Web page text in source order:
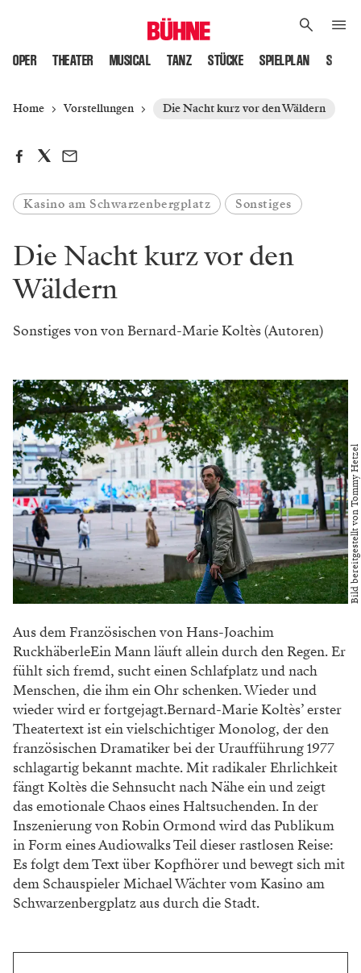
OPER THEATER MUSICAL TANZ STÜCKE SPIELPLAN
Home Vorstellungen Die Nacht kurz vor den Wäldern
Kasino am Schwarzenbergplatz Sonstiges
Die Nacht kurz vor den
Wäldern
Sonstiges von von Bernard-Marie Koltès (Autoren)
Bild bereitgestellt von Tommy Hetzel
Aus dem Französischen von Hans-Joachim
RuckhäberleEin Mann läuft allein durch den Regen. Er
fühlt sich fremd, sucht einen Schlafplatz und nach
Menschen, die ihm ein Ohr schenken. Wieder und
wieder wird er fortgejagt.Bernard-Marie Koltès’ erster
Theatertext ist ein vielschichtiger Monolog, der den
französischen Dramatiker bei der Uraufführung 1977
schlagartig bekannt machte. Mit radikaler Ehrlichkeit
fängt Koltès die Sehnsucht nach Nähe ein und zeigt
das emotionale Chaos eines Haltsuchenden. In der
Inszenierung von Robin Ormond wird das Publikum
in Form eines Audiowalks Teil dieser rastlosen Reise:
Es folgt dem Text über Kopfhörer und bewegt sich mit
dem Schauspieler Michael Wächter vom Kasino am
Schwarzenbergplatz aus durch die Stadt.